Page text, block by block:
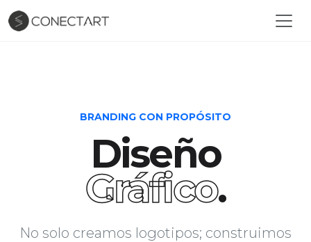
BRANDING CON PROPÓSITO
Diseño
Gráfico.
No solo creamos logotipos; construimos